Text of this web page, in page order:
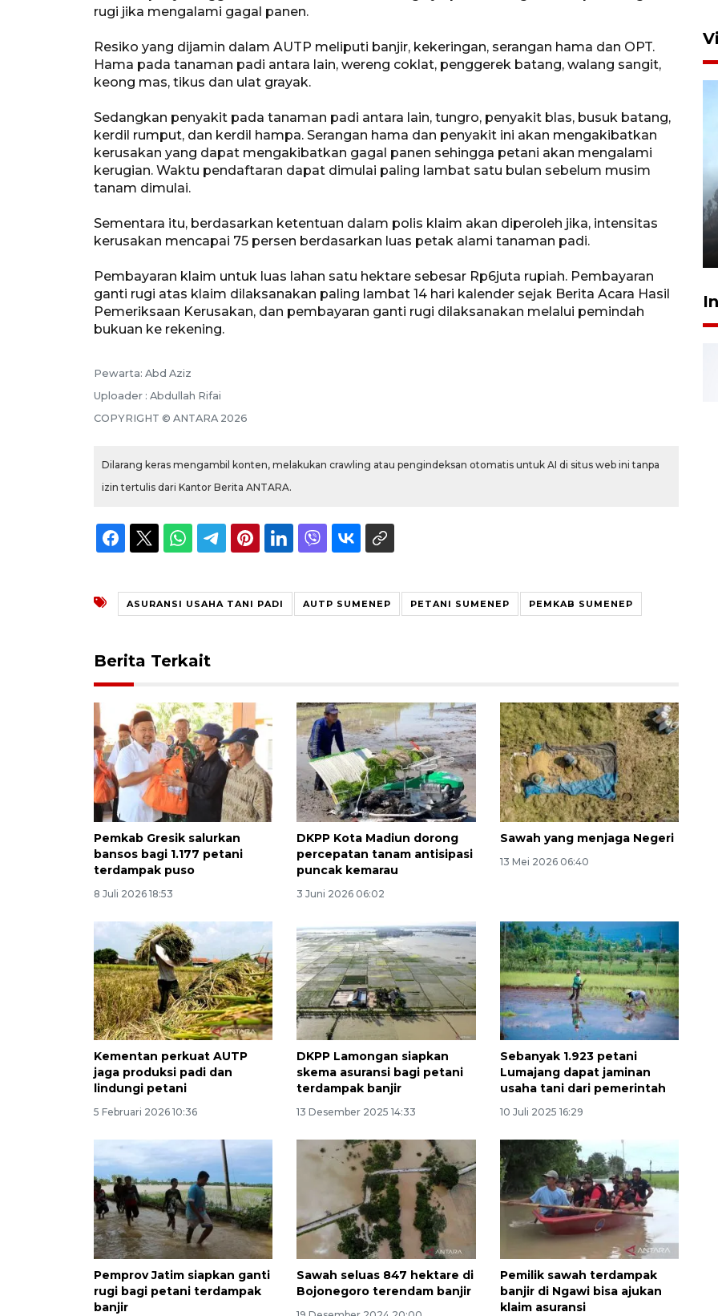
rugi jika mengalami gagal panen.
Resiko yang dijamin dalam AUTP meliputi banjir, kekeringan, serangan hama dan OPT.
Hama pada tanaman padi antara lain, wereng coklat, penggerek batang, walang sangit,
keong mas, tikus dan ulat grayak.
Sedangkan penyakit pada tanaman padi antara lain, tungro, penyakit blas, busuk batang,
kerdil rumput, dan kerdil hampa. Serangan hama dan penyakit ini akan mengakibatkan
kerusakan yang dapat mengakibatkan gagal panen sehingga petani akan mengalami
kerugian. Waktu pendaftaran dapat dimulai paling lambat satu bulan sebelum musim
tanam dimulai.
Sementara itu, berdasarkan ketentuan dalam polis klaim akan diperoleh jika, intensitas
kerusakan mencapai 75 persen berdasarkan luas petak alami tanaman padi.
Pembayaran klaim untuk luas lahan satu hektare sebesar Rp6juta rupiah. Pembayaran
ganti rugi atas klaim dilaksanakan paling lambat 14 hari kalender sejak Berita Acara Hasil
Pemeriksaan Kerusakan, dan pembayaran ganti rugi dilaksanakan melalui pemindah
bukuan ke rekening.
Pewarta: Abd Aziz
Uploader : Abdullah Rifai
COPYRIGHT © ANTARA 2026
Dilarang keras mengambil konten, melakukan crawling atau pengindeksan otomatis untuk AI di situs web ini tanpa
izin tertulis dari Kantor Berita ANTARA.
ASURANSI USAHA TANI PADI AUTP SUMENEP PETANI SUMENEP PEMKAB SUMENEP
Berita Terkait
Pemkab Gresik salurkan
bansos bagi 1.177 petani
terdampak puso
8 Juli 2026 18:53
DKPP Kota Madiun dorong
percepatan tanam antisipasi
puncak kemarau
3 Juni 2026 06:02
Sawah yang menjaga Negeri
13 Mei 2026 06:40
Kementan perkuat AUTP
jaga produksi padi dan
lindungi petani
5 Februari 2026 10:36
DKPP Lamongan siapkan
skema asuransi bagi petani
terdampak banjir
13 Desember 2025 14:33
Sebanyak 1.923 petani
Lumajang dapat jaminan
usaha tani dari pemerintah
10 Juli 2025 16:29
Pemprov Jatim siapkan ganti
rugi bagi petani terdampak
banjir
Sawah seluas 847 hektare di
Bojonegoro terendam banjir
Pemilik sawah terdampak
banjir di Ngawi bisa ajukan
klaim asuransi
kebakaran Bromo
6 Agustus 2026 18:23
160 ribu sambungan baru
jaringan gas 2026
2026-08-07 18:00:00